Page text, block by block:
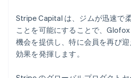
Stripe Capital は、ジムが迅速で
ことを可能にすることで、
機会を提供し、特に会員を再び
効果を発揮します。
English
デンマーク
English
ドイツ
Deutsch English